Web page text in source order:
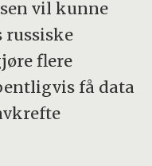
vil kunne
russiske
flere
få data